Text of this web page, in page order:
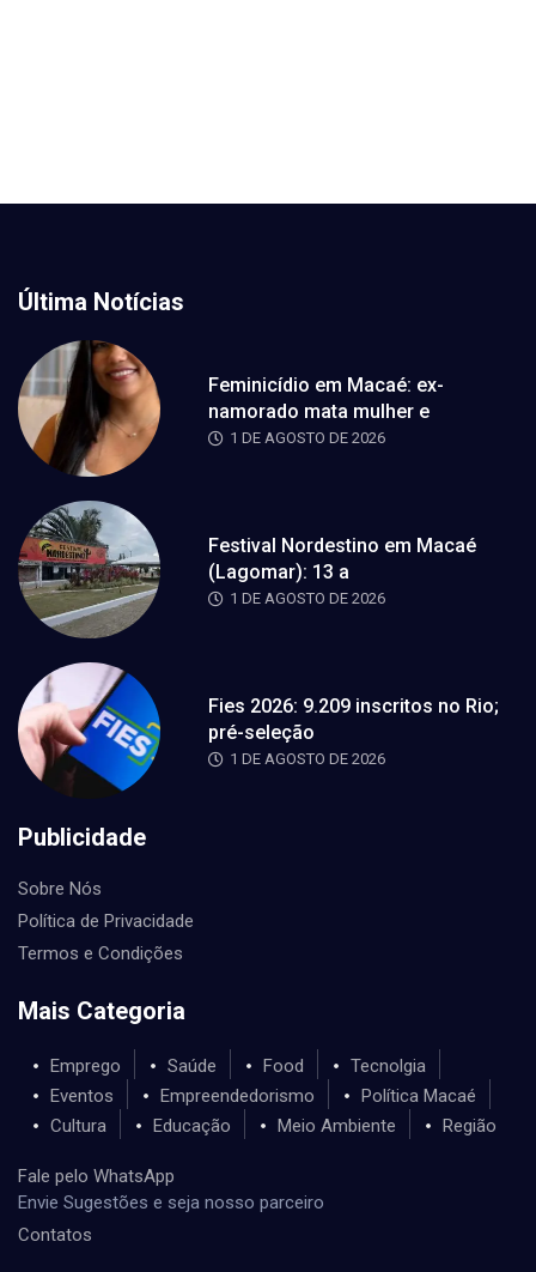
Última Notícias
Feminicídio em Macaé: ex-
namorado mata mulher e
1 DE AGOSTO DE 2026
Festival Nordestino em Macaé
(Lagomar): 13 a
1 DE AGOSTO DE 2026
Fies 2026: 9.209 inscritos no Rio;
pré-seleção
1 DE AGOSTO DE 2026
Publicidade
Sobre Nós
Política de Privacidade
Termos e Condições
Mais Categoria
Emprego Saúde Food
Tecnolgia
Eventos
Empreendedorismo
Política Macaé
Cultura
Educação Meio Ambiente Região
Fale pelo WhatsApp
Envie Sugestões e seja nosso parceiro
Contatos